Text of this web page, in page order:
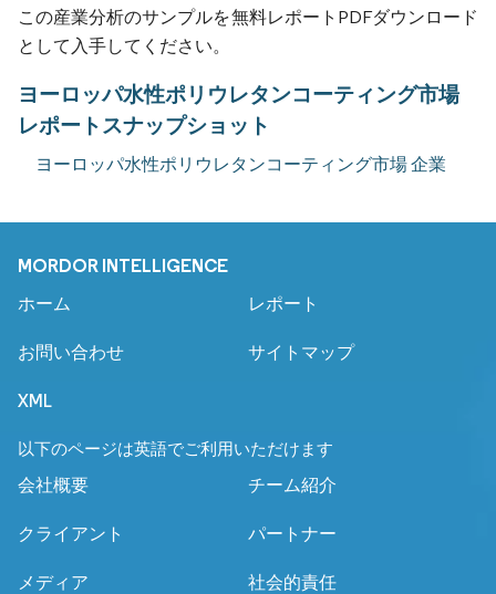
この産業分析のサンプルを無料レポートPDFダウンロード
として入手してください。
ヨーロッパ水性ポリウレタンコーティング市場
レポートスナップショット
ヨーロッパ水性ポリウレタンコーティング市場 企業
MORDOR INTELLIGENCE
ホーム レポート
お問い合わせ サイトマップ
XML
以下のページは英語でご利用いただけます
会社概要
チーム紹介
クライアント パートナー
メディア 社会的責任